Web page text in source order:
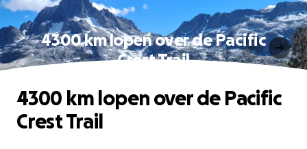
4300 km lopen over de Pacific
Crest Trail
4300 km lopen over de Pacific
Crest Trail